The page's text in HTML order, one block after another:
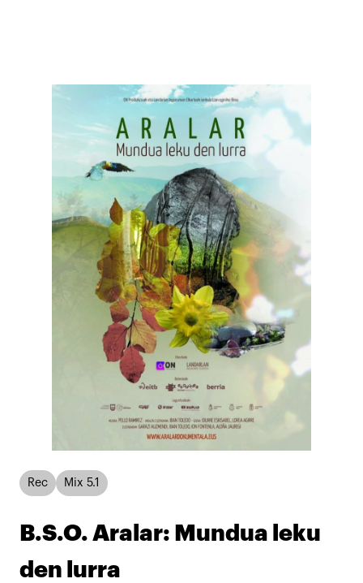
Rec Mix 5.1
B.S.O. Aralar: Mundua leku
den lurra